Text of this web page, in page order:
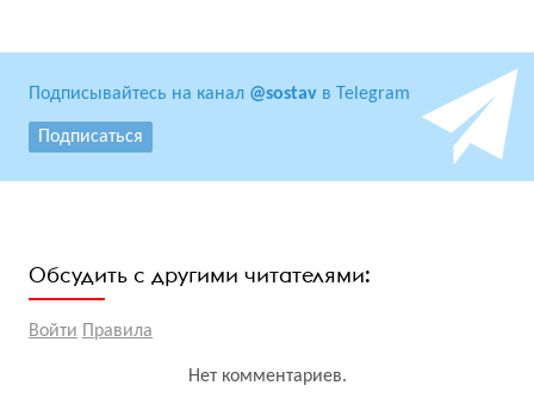
Подписывайтесь на канал @sostav в Telegram
Подписаться
Обсудить с другими читателями:
Войти Правила
Нет комментариев.